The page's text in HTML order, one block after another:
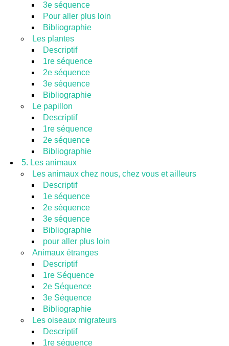
3e séquence
Pour aller plus loin
Bibliographie
Les plantes
Descriptif
1re séquence
2e séquence
3e séquence
Bibliographie
Le papillon
Descriptif
1re séquence
2e séquence
Bibliographie
5. Les animaux
Les animaux chez nous, chez vous et ailleurs
Descriptif
1e séquence
2e séquence
3e séquence
Bibliographie
pour aller plus loin
Animaux étranges
Descriptif
1re Séquence
2e Séquence
3e Séquence
Bibliographie
Les oiseaux migrateurs
Descriptif
1re séquence